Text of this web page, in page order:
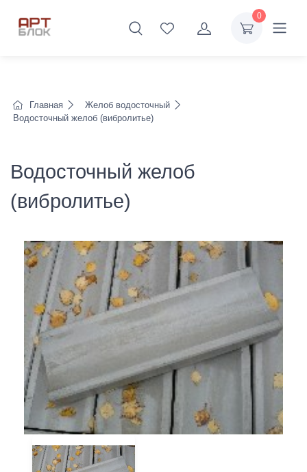
0
Главная
Желоб водосточный
Водосточный желоб (вибролитье)
Водосточный желоб
(вибролитье)